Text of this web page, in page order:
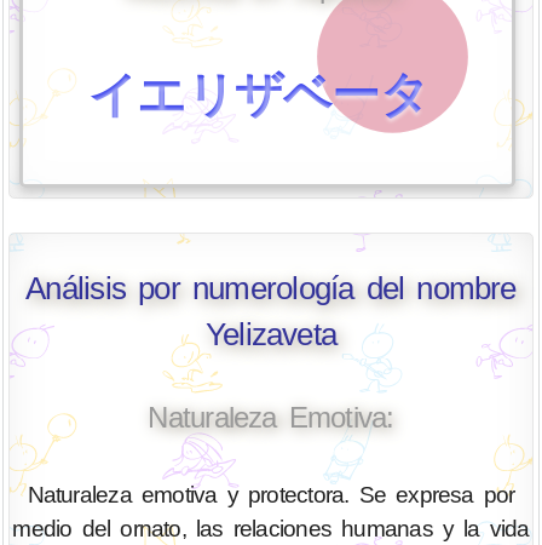
イエリザベータ
Análisis por numerología del nombre
Yelizaveta
Naturaleza Emotiva:
Naturaleza emotiva y protectora. Se expresa por
medio del ornato, las relaciones humanas y la vida